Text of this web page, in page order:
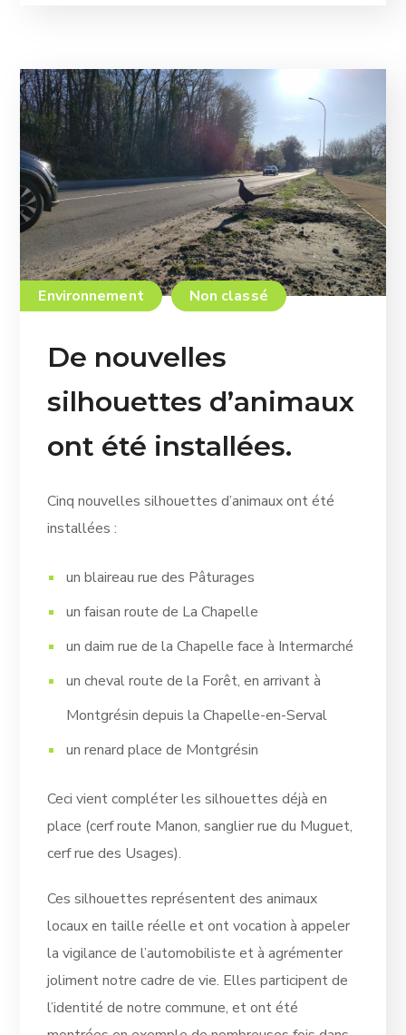
Environnement Non classé
De nouvelles
silhouettes d’animaux
ont été installées.
Cinq nouvelles silhouettes d’animaux ont été
installées :
un blaireau rue des Pâturages
un faisan route de La Chapelle
un daim rue de la Chapelle face à Intermarché
un cheval route de la Forêt, en arrivant à
Montgrésin depuis la Chapelle-en-Serval
un renard place de Montgrésin
Ceci vient compléter les silhouettes déjà en
place (cerf route Manon, sanglier rue du Muguet,
cerf rue des Usages).
Ces silhouettes représentent des animaux
locaux en taille réelle et ont vocation à appeler
la vigilance de l’automobiliste et à agrémenter
joliment notre cadre de vie. Elles participent de
l’identité de notre commune, et ont été